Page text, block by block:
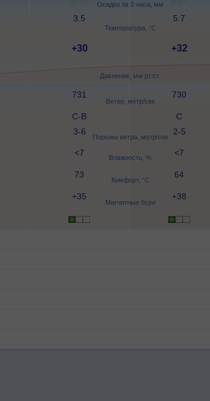
Осадки за 3 часа, мм
Температура, °C
Давление, мм рт.ст.
Ветер, метр/сек
Порывы ветра, метр/сек
Влажность, %
Комфорт, °C
Магнитные бури
3.5 5.7
+30 +32
731 730
С-В
3-6
С
2-5
<7 <7
73 64
+35 +38